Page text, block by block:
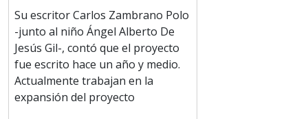
Su escritor Carlos Zambrano Polo
-junto al niño Ángel Alberto De
Jesús Gil-, contó que el proyecto
fue escrito hace un año y medio.
Actualmente trabajan en la
expansión del proyecto